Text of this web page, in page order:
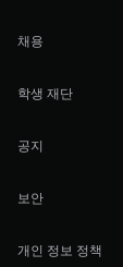
채용
학생 재단
공지
보안
개인 정보 정책